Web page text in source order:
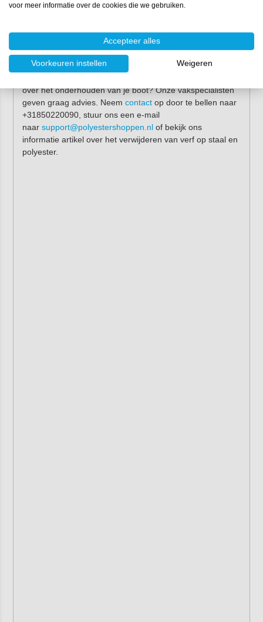
De Gelplane vacuümschraper kun je eenvoudig bestellen
bij Polyestershoppen. Bestel vandaag voor 17:00 uur
zodat de schaper vandaag al wordt verzonden. Wil je
over het onderhouden van je boot? Onze vakspecialisten
geven graag advies. Neem contactop door te bellen naar
+31850220090, stuur ons een e-mail
naar support@polyestershoppen.nlof bekijk ons
informatie artikel over het verwijderen van verf op staal en
polyester.
voor meer informatie over de cookies die we gebruiken.
Accepteer alles
Voorkeuren instellen Weigeren